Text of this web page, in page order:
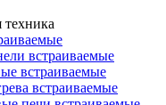
техника
встраиваемые
встраиваемые
встраиваемые